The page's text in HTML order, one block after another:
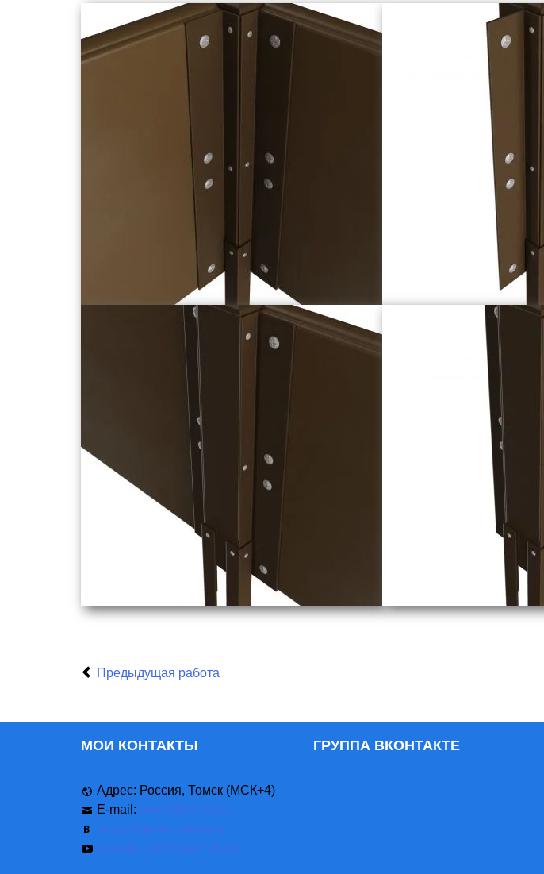
Предыдущая работа
МОИ КОНТАКТЫ
Адрес: Россия, Томск (МСК+4)
E-mail: order@3d-vizr.ru
vk.com/dmitry.cherneta
youtube.com/user/4shaga
ГРУППА ВКОНТАКТЕ